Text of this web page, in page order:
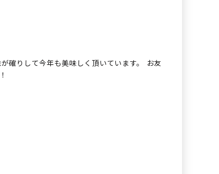
確りして今年も美味しく頂いています。 お友